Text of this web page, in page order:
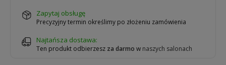
zapytaj obsługę
Precyzyjny termin określimy po złożeniu zamówienia
Najtańsza dostawa:
Ten produkt odbierzesz za darmo w naszych salonach